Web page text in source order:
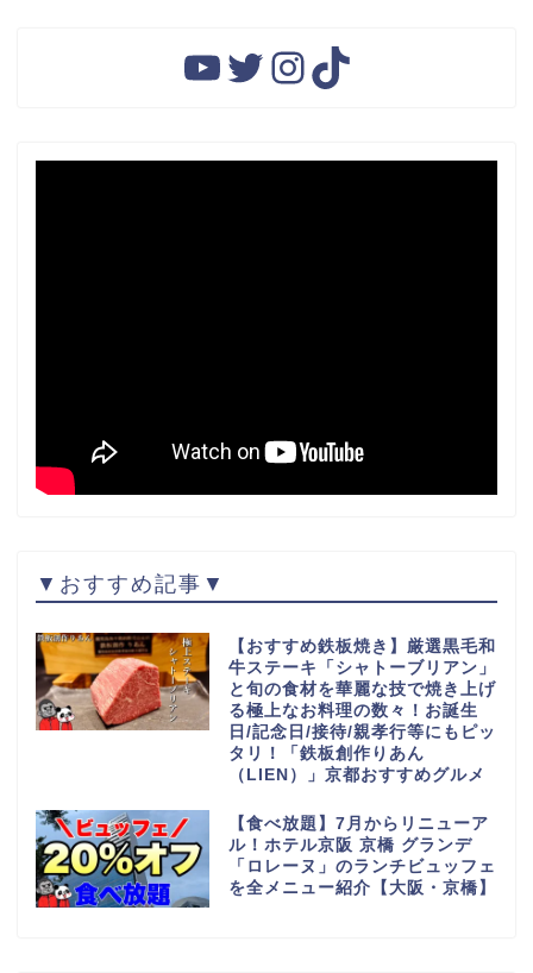
▼おすすめ記事▼
【おすすめ鉄板焼き】厳選黒毛和
牛ステーキ「シャトーブリアン」
と旬の食材を華麗な技で焼き上げ
る極上なお料理の数々！お誕生
日/記念日/接待/親孝行等にもピッ
タリ！「鉄板創作りあん
（LIEN）」京都おすすめグルメ
【食べ放題】7月からリニューア
ル！ホテル京阪 京橋 グランデ
「ロレーヌ」のランチビュッフェ
を全メニュー紹介【大阪・京橋】